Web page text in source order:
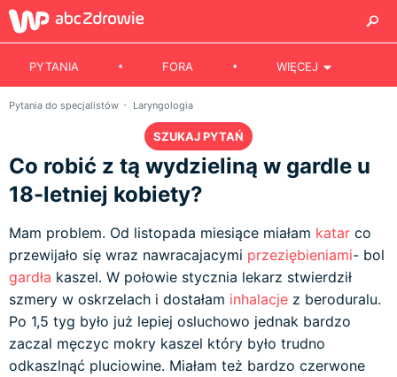
PYTANIA FORA WIĘCEJ
Pytania do specjalistów Laryngologia
SZUKAJ PYTAŃ
Co robić z tą wydzieliną w gardle u
18-letniej kobiety?
Mam problem. Od listopada miesiące miałam katar co
przewijało się wraz nawracajacymi przeziębieniami- bol
gardła kaszel. W połowie stycznia lekarz stwierdził
szmery w oskrzelach i dostałam inhalacje z beroduralu.
Po 1,5 tyg było już lepiej osluchowo jednak bardzo
zaczal męczyc mokry kaszel który było trudno
odkaszlnąć pluciowine. Miałam też bardzo czerwone